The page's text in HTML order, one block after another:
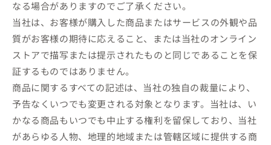
なる場合がありますのでご了承ください。
当社は、お客様が購入した商品またはサービスの外観や品
質がお客様の期待に応えること、または当社のオンライン
ストアで描写または提示されたものと同じであることを保
証するものではありません。
商品に関するすべての記述は、当社の独自の裁量により、
予告なくいつでも変更される対象となります。当社は、い
かなる商品もいつでも中止する権利を留保しており、当社
があらゆる人物、地理的地域または管轄区域に提供する商